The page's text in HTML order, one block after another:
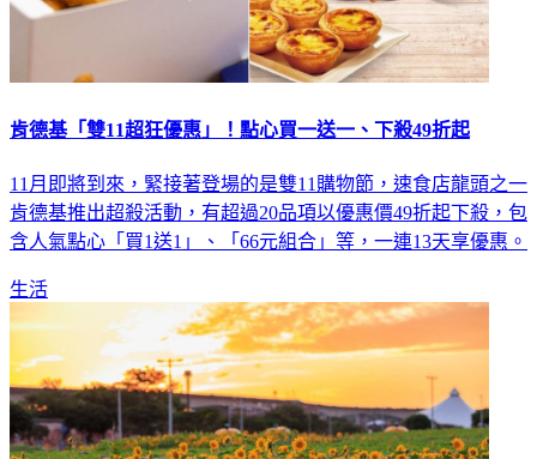
肯德基「雙11超狂優惠」！點心買一送一、下殺49折起
11月即將到來，緊接著登場的是雙11購物節，速食店龍頭之一
肯德基推出超殺活動，有超過20品項以優惠價49折起下殺，包
含人氣點心「買1送1」、「66元組合」等，一連13天享優惠。
生活